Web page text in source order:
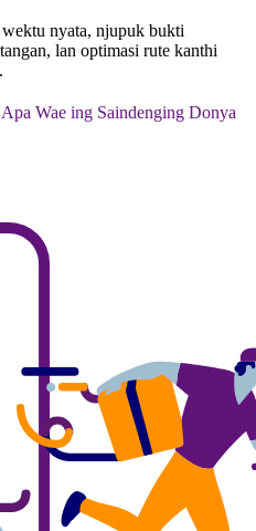
nyata, njupuk bukti
lan optimasi rute kanthi
Wae ing Saindenging Donya